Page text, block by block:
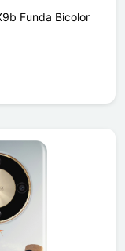
Funda Bicolor